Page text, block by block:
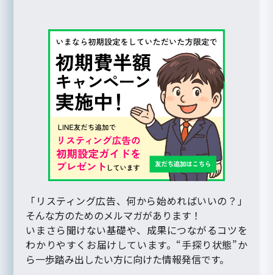
「リスティング広告、何から始めればいいの？」
そんな方のためのメルマガがあります！
いまさら聞けない基礎や、成果につながるコツを
わかりやすくお届けしています。“手探り状態”か
ら一歩踏み出したい方に向けた情報発信です。